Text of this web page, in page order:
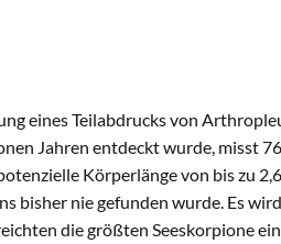
eines Teilabdrucks von
Jahren entdeckt wurde, misst
Körperlänge von bis zu
bisher nie gefunden wurde. Es
die größten Seeskorpione